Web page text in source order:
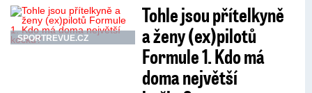
SPORTREVUE.CZ
Tohle jsou přítelkyně
a ženy (ex)pilotů
Formule 1. Kdo má
doma největší